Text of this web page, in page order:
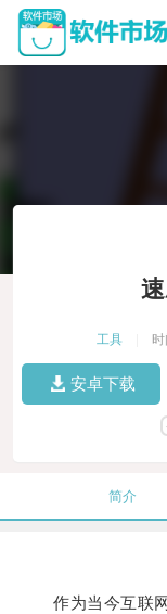
工具
安卓下载
简介
作为当今互联网